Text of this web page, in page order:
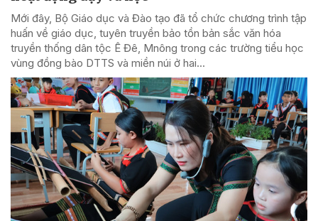
Mới đây, Bộ Giáo dục và Đào tạo đã tổ chức chương trình tập
huấn về giáo dục, tuyên truyền bảo tồn bản sắc văn hóa
truyền thống dân tộc Ê Đê, Mnông trong các trường tiểu học
vùng đồng bào DTTS và miền núi ở hai...